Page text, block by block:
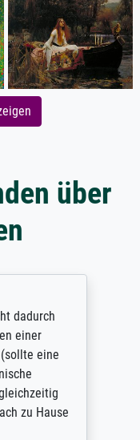
über
dadurch
einer
eine
zu Hause